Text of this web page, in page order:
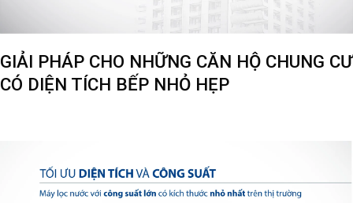
GIẢI PHÁP CHO NHỮNG CĂN HỘ CHUNG CƯ
CÓ DIỆN TÍCH BẾP NHỎ HẸP